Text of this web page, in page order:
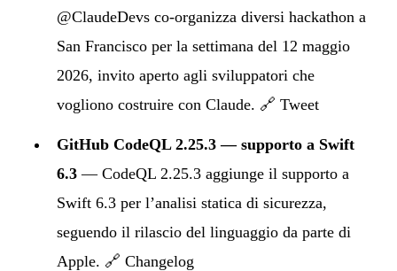
@ClaudeDevs co-organizza diversi hackathon a
San Francisco per la settimana del 12 maggio
2026, invito aperto agli sviluppatori che
vogliono costruire con Claude. 🔗 Tweet
GitHub CodeQL 2.25.3 — supporto a Swift
6.3 — CodeQL 2.25.3 aggiunge il supporto a
Swift 6.3 per l’analisi statica di sicurezza,
seguendo il rilascio del linguaggio da parte di
Apple. 🔗 Changelog